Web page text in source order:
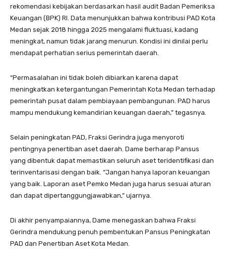
rekomendasi kebijakan berdasarkan hasil audit Badan Pemeriksa
Keuangan (BPK) RI. Data menunjukkan bahwa kontribusi PAD Kota
Medan sejak 2018 hingga 2025 mengalami fluktuasi, kadang
meningkat, namun tidak jarang menurun. Kondisi ini dinilai perlu
mendapat perhatian serius pemerintah daerah.
“Permasalahan ini tidak boleh dibiarkan karena dapat
meningkatkan ketergantungan Pemerintah Kota Medan terhadap
pemerintah pusat dalam pembiayaan pembangunan. PAD harus
mampu mendukung kemandirian keuangan daerah,” tegasnya.
Selain peningkatan PAD, Fraksi Gerindra juga menyoroti
pentingnya penertiban aset daerah. Dame berharap Pansus
yang dibentuk dapat memastikan seluruh aset teridentifikasi dan
terinventarisasi dengan baik. “Jangan hanya laporan keuangan
yang baik. Laporan aset Pemko Medan juga harus sesuai aturan
dan dapat dipertanggungjawabkan,” ujarnya.
Di akhir penyampaiannya, Dame menegaskan bahwa Fraksi
Gerindra mendukung penuh pembentukan Pansus Peningkatan
PAD dan Penertiban Aset Kota Medan.